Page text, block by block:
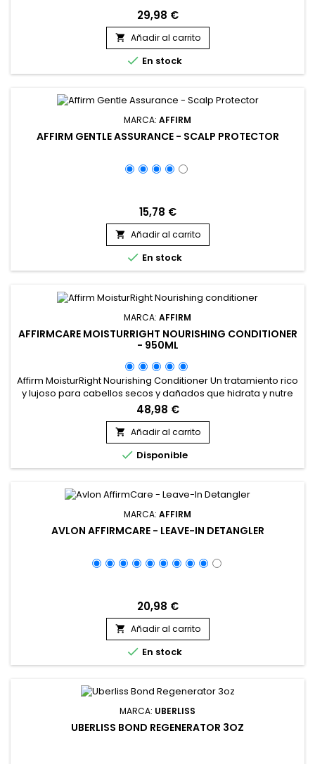
29,98 €
 Añadir al carrito
 En stock
MARCA: AFFIRM
AFFIRM GENTLE ASSURANCE - SCALP PROTECTOR
15,78 €
 Añadir al carrito
 En stock
MARCA: AFFIRM
AFFIRMCARE MOISTURRIGHT NOURISHING CONDITIONER
- 950ML
Affirm MoisturRight Nourishing Conditioner Un tratamiento rico
y lujoso para cabellos secos y dañados que hidrata y nutre
cada hebra capilar desde el interior.
48,98 €
 Añadir al carrito
 Disponible
MARCA: AFFIRM
AVLON AFFIRMCARE - LEAVE-IN DETANGLER
20,98 €
 Añadir al carrito
 En stock
MARCA: UBERLISS
UBERLISS BOND REGENERATOR 3OZ